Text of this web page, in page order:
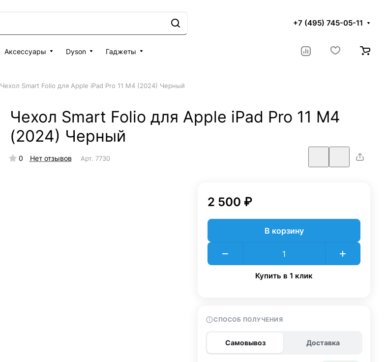
+7 (495) 745-05-11
Аксессуары Dyson Гаджеты
Чехол Smart Folio для Apple iPad Pro 11 M4 (2024) Черный
Чехол Smart Folio для Apple iPad Pro 11 M4
(2024) Черный
0 Нет отзывов Арт. 7730
2 500 ₽
В корзину
Купить в 1 клик
СПОСОБ ПОЛУЧЕНИЯ
Самовывоз Доставка